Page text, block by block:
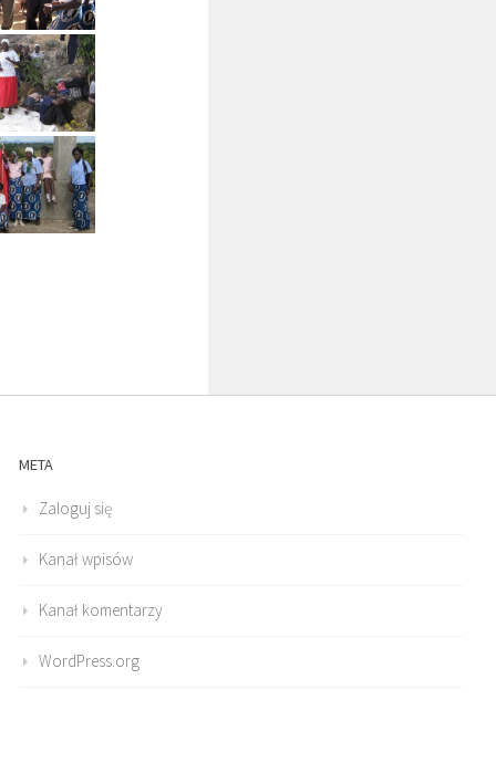
META
Zaloguj się
Kanał wpisów
Kanał komentarzy
WordPress.org